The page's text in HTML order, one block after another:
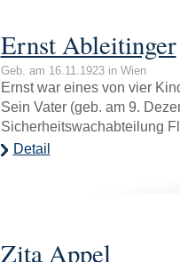
Ernst Ableitinger
Geb. am 16.11.1923 in Wien
Ernst war eines von vier
Sein Vater (geb. am 9.
Sicherheitswachabteilung
Detail
Zita Appel